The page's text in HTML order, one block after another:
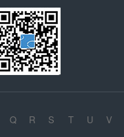
Q R S T U V